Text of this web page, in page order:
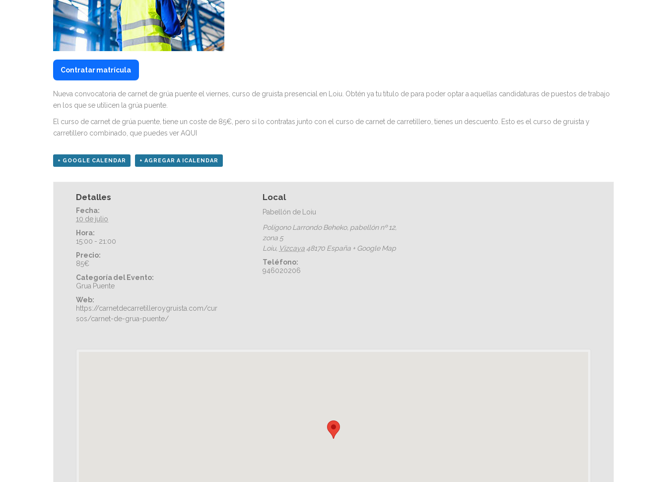
Contratar matrícula
Nueva convocatoria de carnet de grúa puente el viernes, curso de gruista presencial en Loiu. Obtén ya tu título de para poder optar a aquellas candidaturas de puestos de trabajo
en los que se utilicen la grúa puente.
El curso de carnet de grúa puente, tiene un coste de 85€, pero si lo contratas junto con el curso de carnet de carretillero, tienes un descuento. Esto es el curso de gruista y
carretillero combinado, que puedes ver AQUI
+ GOOGLE CALENDAR + AGREGAR A ICALENDAR
Detalles
Fecha:
10 de julio
Hora:
15:00 - 21:00
Precio:
85€
Categoría del Evento:
Grua Puente
Web:
https://carnetdecarretilleroygruista.com/cur
sos/carnet-de-grua-puente/
Local
Pabellón de Loiu
Polígono Larrondo Beheko, pabellón nº 12,
zona 5
Loiu, Vizcaya 48170 España + Google Map
Teléfono:
946020206